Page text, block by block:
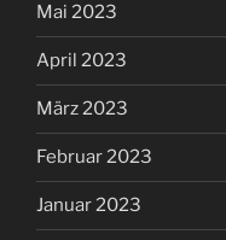
Mai 2023
April 2023
März 2023
Februar 2023
Januar 2023